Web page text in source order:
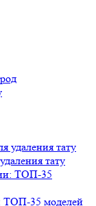
тату
ТОП-35 моделей